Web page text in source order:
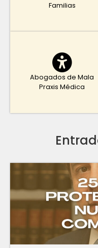
Familias
Abogados de Mala
Praxis Médica